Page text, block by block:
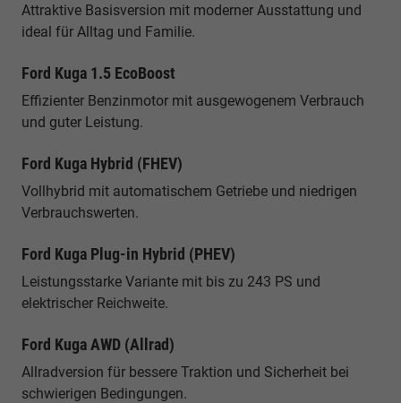
Attraktive Basisversion mit moderner Ausstattung und
ideal für Alltag und Familie.
Ford Kuga 1.5 EcoBoost
Effizienter Benzinmotor mit ausgewogenem Verbrauch
und guter Leistung.
Ford Kuga Hybrid (FHEV)
Vollhybrid mit automatischem Getriebe und niedrigen
Verbrauchswerten.
Ford Kuga Plug-in Hybrid (PHEV)
Leistungsstarke Variante mit bis zu 243 PS und
elektrischer Reichweite.
Ford Kuga AWD (Allrad)
Allradversion für bessere Traktion und Sicherheit bei
schwierigen Bedingungen.